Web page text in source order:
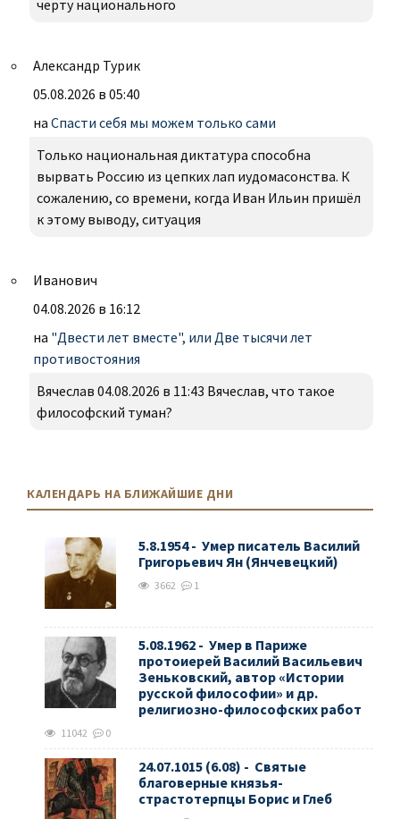
черту национального
Александр Турик
05.08.2026 в 05:40
на Спасти себя мы можем только сами
Только национальная диктатура способна
вырвать Россию из цепких лап иудомасонства. К
сожалению, со времени, когда Иван Ильин пришёл
к этому выводу, ситуация
Иванович
04.08.2026 в 16:12
на "Двести лет вместе", или Две тысячи лет
противостояния
Вячеслав 04.08.2026 в 11:43 Вячеслав, что такое
философский туман?
КАЛЕНДАРЬ НА БЛИЖАЙШИЕ ДНИ
5.8.1954 - Умер писатель Василий
Григорьевич Ян (Янчевецкий)
3662 1
5.08.1962 - Умер в Париже
протоиерей Василий Васильевич
Зеньковский, автор «Истории
русской философии» и др.
религиозно-философских работ
11042 0
24.07.1015 (6.08) - Святые
благоверные князья-
страстотерпцы Борис и Глеб